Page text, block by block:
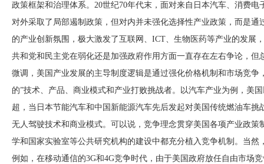
政策框架和治理体系。20世纪70年代末，面对来自日本汽车、消费
对外采取了局部遏制政策，但对内并未强化选择性产业政策，而是
的产业创新氛围，极大激发了互联网、ICT、生物医药等产业的发展
共和党和民主党在弱化还是加强政府作用方面一直存在左右争论，但
微调，美国产业发展的主导制度逻辑是通过强化价格机制和市场竞争
的”技术、产品、商业模式和产业打败挑战者。以汽车产业为例，美
超，当日本节能汽车和中国新能源汽车先后发起对美国传统燃油车
无人驾驶技术和商业模式。可以说，竞争理念贯穿美国各项产业政
学和国家实验室等公共研究机构的建设中都充分植入竞争机制。当
例如，在移动通信的3G和4G竞争时代，由于美国政府放任自由市场